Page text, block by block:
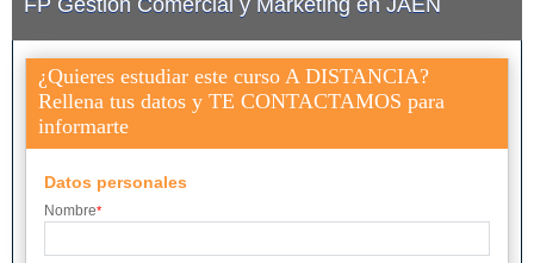
FP Gestión Comercial y Márketing en JAEN
¿Quieres estudiar este curso A DISTANCIA?
Rellena tus datos y TE CONTACTAMOS para
informarte
Datos personales
Nombre*